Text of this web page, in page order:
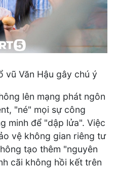
vũ Văn Hậu gây chú ý
lên mạng phát ngôn
"né" mọi sự công
minh để "dập lửa". Việc
vệ không gian riêng tư
tạo thêm "nguyên
cãi không hồi kết trên